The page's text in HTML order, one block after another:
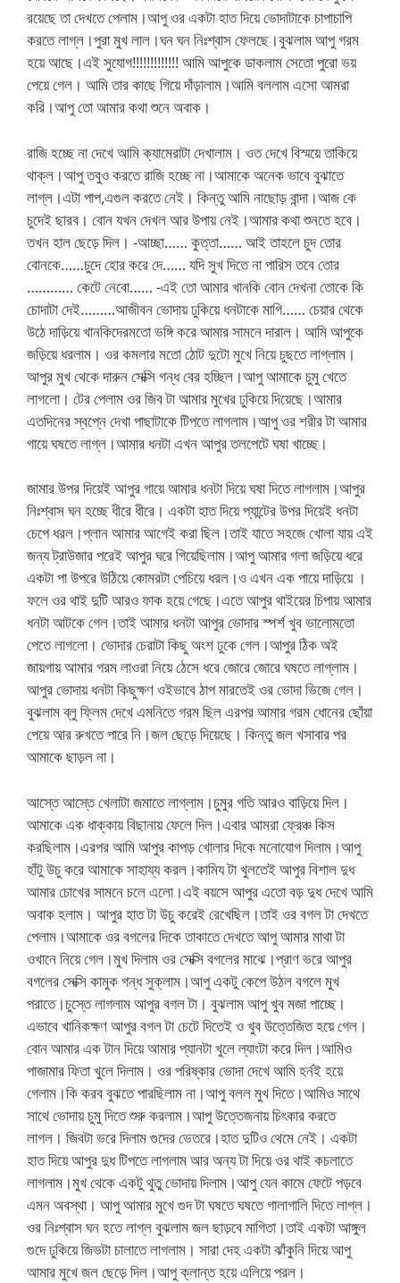
রয়েছে তা দেখতে পেলাম।আপু ওর একটা হাত দিয়ে ভোদাটাকে চাপাচাপি
করতে লাগ্ল।পুরা মুখ লাল।ঘন ঘন নিঃশ্বাস ফেলছে।বুঝলাম আপু গরম
হয়ে আছে।এই সুযোগ!!!!!!!!!!!!! আমি আপুকে ডাকলাম সেতো পুরো ভয়
পেয়ে গেল। আমি তার কাছে গিয়ে দাঁড়ালাম।আমি বললাম এসো আমরা
করি।আপু তো আমার কথা শুনে অবাক।
রাজি হচ্ছে না দেখে আমি ক্যামেরাটা দেখালাম। ওত দেখে বিস্ময়ে তাকিয়ে
থাক্ল।আপু তবুও করতে রাজি হচ্ছে না।আমাকে অনেক ভাবে বুঝাতে
লাগ্ল।এটা পাপ,এগুল করতে নেই। কিন্তু আমি নাছোড় বান্দা।আজ কে
চুদেই ছারব। বোন যখন দেখল আর উপায় নেই।আমার কথা শুনতে হবে।
তখন হাল ছেড়ে দিল। -আচ্ছা…… কুত্তা…… আই তাহলে চুদ তোর
বোনকে……চুদে হোর করে দে…… যদি সুখ দিতে না পারিস তবে তোর
………… কেটে নেবো…… -এই তো আমার খানকি বোন দেখনা তোকে কি
চোদাটা দেই………আজীবন ভোদায় ঢুকিয়ে ধনটাকে মাগি…… চেয়ার থেকে
উঠে দাড়িয়ে খানকিদেরমতো ভঙ্গি করে আমার সামনে দারাল। আমি আপুকে
জড়িয়ে ধরলাম। ওর কমলার মতো ঠোট দুটো মুখে নিয়ে চুছতে লাগ্লাম।
আপুর মুখ থেকে দারুন সেক্সি গন্ধ বের হচ্ছিল।আপু আমাকে চুমু খেতে
লাগলো। টের পেলাম ওর জিব টা আমার মুখের ঢুকিয়ে দিয়েছে।আমার
এতদিনের স্বপ্নে দেখা পাছাটাকে টিপতে লাগলাম।আপু ওর শরীর টা আমার
গায়ে ঘষতে লাগ্ল।আমার ধনটা এখন আপুর তলপেটে ঘষা খাচ্ছে।
জামার উপর দিয়েই আপুর গায়ে আমার ধনটা দিয়ে ঘষা দিতে লাগলাম।আপুর
নিঃশ্বাস ঘন হচ্ছে ধীরে ধীরে। একটা হাত দিয়ে প্যান্টের উপর দিয়েই ধনটা
চেপে ধরল।প্লান আমার আগেই করা ছিল।তাই যাতে সহজে খোলা যায় এই
জন্য ট্রাউজার পরেই আপুর ঘরে গিয়েছিলাম।আপু আমার গলা জড়িয়ে ধরে
একটা পা উপরে উঠিয়ে কোমরটা পেচিয়ে ধরল।ও এখন এক পায়ে দাড়িয়ে ।
ফলে ওর থাই দুটি আরও ফাক হয়ে গেছে।এতে আপুর থাইয়ের চিপায় আমার
ধনটা আটকে গেল।তাই আমার ধনটা আপুর ভোদার স্পর্শ খুব ভালোমতো
পেতে লাগলো। ভোদার চেরাটা কিছু অংশ ঢুকে গেল।আপুর ঠিক অই
জায়গায় আমার গরম লাওরা নিয়ে ঠেসে ধরে জোরে জোরে ঘষতে লাগ্লাম।
আপুর ভোদায় ধনটা কিছুক্ষণ ওইভাবে ঠাপ মারতেই ওর ভোদা ভিজে গেল।
বুঝলাম ব্লু ফ্লিম দেখে এমনিতে গরম ছিল এরপর আমার গরম ধোনের ছোঁয়া
পেয়ে আর রুখতে পারে নি।জল ছেড়ে দিয়েছে। কিন্তু জল খসাবার পর
আমাকে ছাড়ল না।
আস্তে আস্তে খেলাটা জমাতে লাগ্লাম।চুমুর গতি আরও বাড়িয়ে দিল।
আমাকে এক ধাক্কায় বিছানায় ফেলে দিল।এবার আমরা ফ্রেঞ্চ কিস
করছিলাম।এরপর আমি আপুর কাপড় খোলার দিকে মনোযোগ দিলাম।আপু
হাঁটু উচু করে আমাকে সাহায্য করল।কামিয টা খুলতেই আপুর বিশাল দুধ
আমার চোখের সামনে চলে এলো।এই বয়সে আপুর এতো বড় দুধ দেখে আমি
অবাক হলাম। আপুর হাত টা উচু করেই রেখেছিল।তাই ওর বগল টা দেখতে
পেলাম।আমাকে ওর বগলের দিকে তাকাতে দেখতে আপু আমার মাথা টা
ওখানে নিয়ে গেল।মুখ দিলাম ওর সেক্সি বগলের মাঝে।প্রাণ ভরে আপুর
বগলের সেক্সি কামুক গন্ধ সুক্লাম।আপু একটু কেপে উঠল বগলে মুখ
পরাতে।চুস্তে লাগলাম আপুর বগল টা। বুঝলাম আপু খুব মজা পাচ্ছে।
এভাবে খানিকক্ষণ আপুর বগল টা চেটে দিতেই ও খুব উত্তেজিত হয়ে গেল।
বোন আমার এক টান দিয়ে আমার প্যানটা খুলে ল্যাংটা করে দিল।আমিও
পাজামার ফিতা খুলে দিলাম। ওর পরিষ্কার ভোদা দেখে আমি হর্নই হয়ে
গেলাম।কি করব বুঝতে পারছিলাম না।আপু বলল মুখ দিতে।আমিও সাথে
সাথে ভোদায় চুমু দিতে শুরু করলাম।আপু উত্তেজনায় চিৎকার করতে
লাগল। জিবটা ভরে দিলাম গুদের ভেতরে।হাত দুটিও থেমে নেই। একটা
হাত দিয়ে আপুর দুধ টিপতে লাগলাম আর অন্য টা দিয়ে ওর থাই কচলাতে
লাগলাম।মুখ থেকে একটু থুতু ভোদায় দিলাম।আপু যেন কামে ফেটে পড়বে
এমন অবস্থা। আপু আমার মুখে গুদ টা ঘষতে ঘষতে গালাগালি দিতে লাগ্ল।
ওর নিঃশ্বাস ঘন হতে লাগ্ল বুঝলাম জল ছাড়বে মাগিতা।তাই একটা আঙ্গুল
গুদে ঢুকিয়ে জিভটা চালাতে লাগলাম। সারা দেহ একটা ঝাঁকুনি দিয়ে আপু
আমার মুখে জল ছেড়ে দিল।আপু ক্লান্ত হয়ে এলিয়ে পরল।